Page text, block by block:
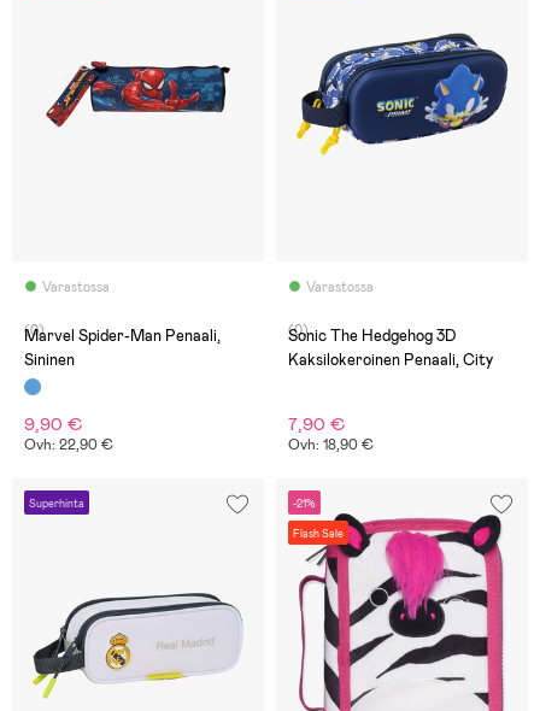
Varastossa
(0)
Marvel Spider-Man Penaali,
Sininen
9,90 €
Ovh: 22,90 €
Varastossa
(0)
Sonic The Hedgehog 3D
Kaksilokeroinen Penaali, City
7,90 €
Ovh: 18,90 €
Superhinta -21%
Flash Sale